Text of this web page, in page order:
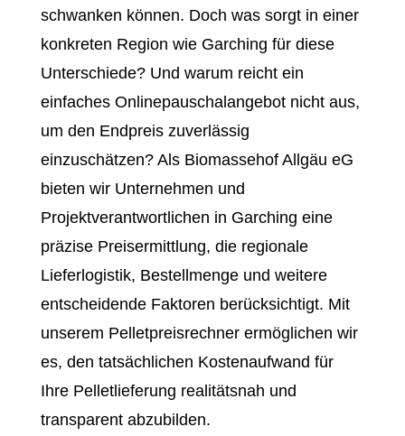
schwanken können. Doch was sorgt in einer
konkreten Region wie Garching für diese
Unterschiede? Und warum reicht ein
einfaches Onlinepauschalangebot nicht aus,
um den Endpreis zuverlässig
einzuschätzen? Als Biomassehof Allgäu eG
bieten wir Unternehmen und
Projektverantwortlichen in Garching eine
präzise Preisermittlung, die regionale
Lieferlogistik, Bestellmenge und weitere
entscheidende Faktoren berücksichtigt. Mit
unserem Pelletpreisrechner ermöglichen wir
es, den tatsächlichen Kostenaufwand für
Ihre Pelletlieferung realitätsnah und
transparent abzubilden.